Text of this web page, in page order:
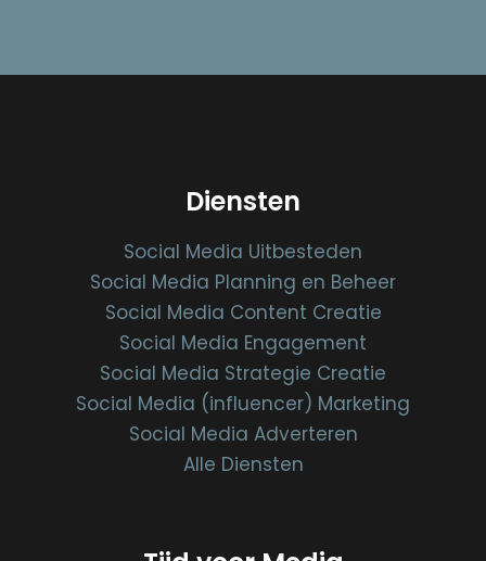
Diensten
Social Media Uitbesteden
Social Media Planning en Beheer
Social Media Content Creatie
Social Media Engagement
Social Media Strategie Creatie
Social Media (influencer) Marketing
Social Media Adverteren
Alle Diensten